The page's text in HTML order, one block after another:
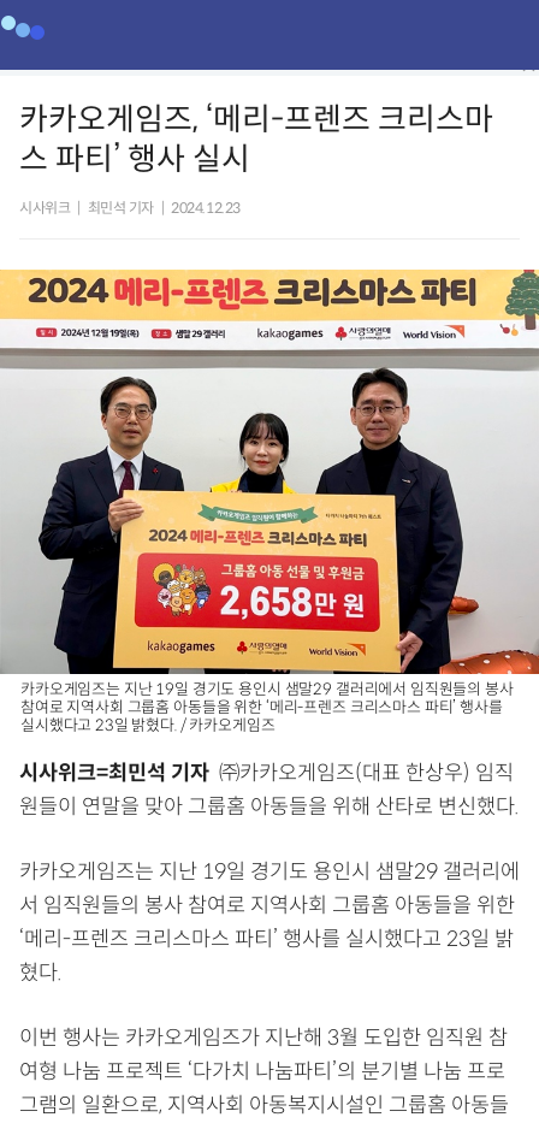
카카오게임즈, ‘메리-프렌즈 크리스마
스 파티’ 행사 실시
시사위크 최민석 기자 2024.12.23
카카오게임즈는 지난 19일 경기도 용인시 샘말29 갤러리에서 임직원들의 봉사
참여로 지역사회 그룹홈 아동들을 위한 ‘메리-프렌즈 크리스마스 파티’ 행사를
실시했다고 23일 밝혔다. / 카카오게임즈
시사위크=최민석 기자 ㈜카카오게임즈(대표 한상우) 임직
원들이 연말을 맞아 그룹홈 아동들을 위해 산타로 변신했다.
카카오게임즈는 지난 19일 경기도 용인시 샘말29 갤러리에
서 임직원들의 봉사 참여로 지역사회 그룹홈 아동들을 위한
‘메리-프렌즈 크리스마스 파티’ 행사를 실시했다고 23일 밝
혔다.
이번 행사는 카카오게임즈가 지난해 3월 도입한 임직원 참
여형 나눔 프로젝트 ‘다가치 나눔파티’의 분기별 나눔 프로
그램의 일환으로, 지역사회 아동복지시설인 그룹홈 아동들